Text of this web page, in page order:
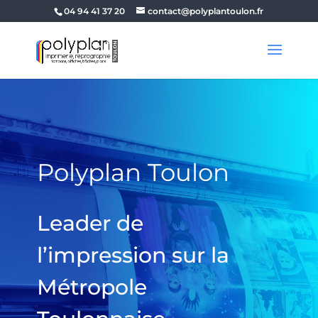
04 94 41 37 20 contact@polyplantoulon.fr
Polyplan Toulon
Leader de
l’impression sur la
Métropole